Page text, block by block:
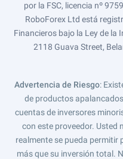
por la FSC, licencia nº
RoboForex Ltd está
Financieros bajo la Ley de la
2118 Guava Street,
Advertencia de Riesgo:
de productos
cuentas de inversores
con este proveedor. Usted
realmente se pueda permitir
más que su inversión total.